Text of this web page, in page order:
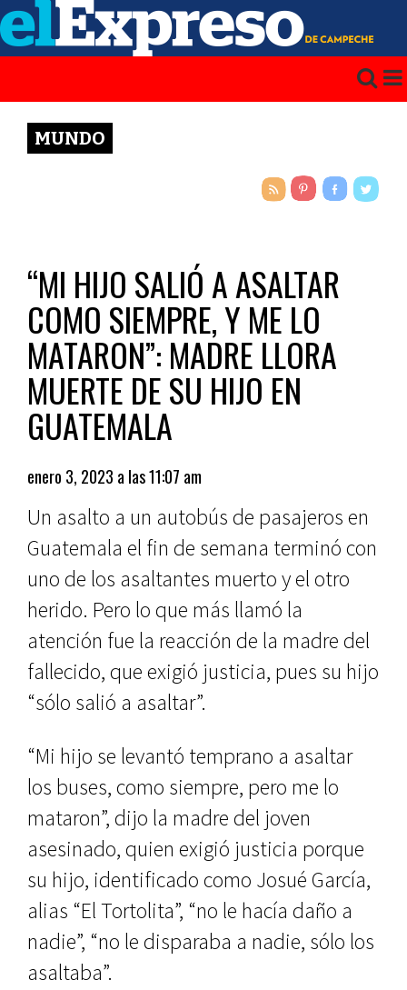
MUNDO
“MI HIJO SALIÓ A ASALTAR
COMO SIEMPRE, Y ME LO
MATARON”: MADRE LLORA
MUERTE DE SU HIJO EN
GUATEMALA
enero 3, 2023 a las 11:07 am
Un asalto a un autobús de pasajeros en
Guatemala el fin de semana terminó con
uno de los asaltantes muerto y el otro
herido. Pero lo que más llamó la
atención fue la reacción de la madre del
fallecido, que exigió justicia, pues su hijo
“sólo salió a asaltar”.
“Mi hijo se levantó temprano a asaltar
los buses, como siempre, pero me lo
mataron”, dijo la madre del joven
asesinado, quien exigió justicia porque
su hijo, identificado como Josué García,
alias “El Tortolita”, “no le hacía daño a
nadie”, “no le disparaba a nadie, sólo los
asaltaba”.